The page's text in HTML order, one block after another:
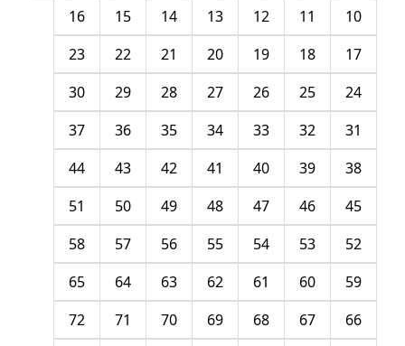
10
11
12
13
14
15
16
17
18
19
20
21
22
23
24
25
26
27
28
29
30
31
32
33
34
35
36
37
38
39
40
41
42
43
44
45
46
47
48
49
50
51
52
53
54
55
56
57
58
59
60
61
62
63
64
65
66
67
68
69
70
71
72